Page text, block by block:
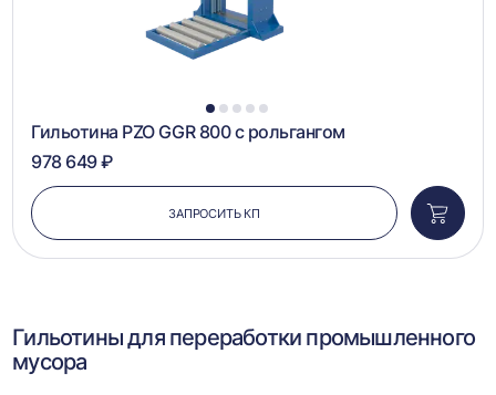
1 2 3 4 5
Гильотина PZO GGR 800 с рольгангом
978 649 ₽
ЗАПРОСИТЬ КП
в
Гильотины для переработки промышленного
мусора